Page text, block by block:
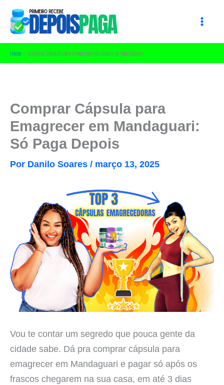
para
conteúdo
Início Comprar Cápsula para Emagrecer em [local]: Só Paga Depois
Comprar Cápsula para
Emagrecer em Mandaguari:
Só Paga Depois
Por Danilo Soares / março 13, 2025
Vou te contar um segredo que pouca gente da
cidade sabe. Dá pra comprar cápsula para
emagrecer em Mandaguari e pagar só após os
frascos chegarem na sua casa, em até 3 dias